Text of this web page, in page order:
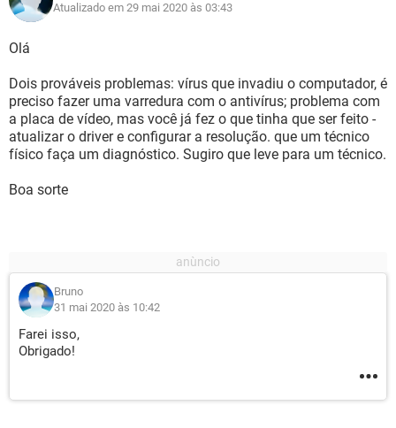
Atualizado em 29 mai 2020 às 03:43
Olá
Dois prováveis problemas: vírus que invadiu o computador, é
preciso fazer uma varredura com o antivírus; problema com
a placa de vídeo, mas você já fez o que tinha que ser feito -
atualizar o driver e configurar a resolução. que um técnico
físico faça um diagnóstico. Sugiro que leve para um técnico.
Boa sorte
Bruno
31 mai 2020 às 10:42
Farei isso,
Obrigado!